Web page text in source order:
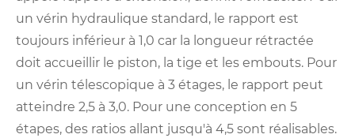
un vérin hydraulique standard, le rapport est
toujours inférieur à 1,0 car la longueur rétractée
doit accueillir le piston, la tige et les embouts. Pour
un vérin télescopique à 3 étages, le rapport peut
atteindre 2,5 à 3,0. Pour une conception en 5
étapes, des ratios allant jusqu'à 4,5 sont réalisables.